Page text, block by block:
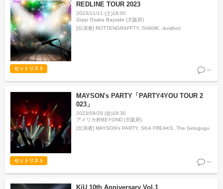
REDLINE TOUR 2023
2023/11/11 (土)18:00
Zepp Osaka Bayside (大阪府)
[出演者] ROTTENGRAFFTY, SHANK, dustbox
セットリスト --
MAYSON's PARTY「PARTY4YOU TOUR 2
023」
2023/09/29 (金)18:30
アメリカ村BEYOND (大阪府)
[出演者] MAYSON's PARTY, SKA FREAKS, The Gelugugu
セットリスト --
KiU 10th Anniversary Vol.1